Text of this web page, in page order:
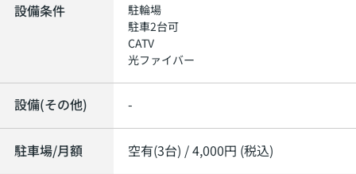
設備条件
駐輪場
駐車2台可
CATV
光ファイバー
設備(その他) -
駐車場/月額 空有(3台) / 4,000円 (税込)